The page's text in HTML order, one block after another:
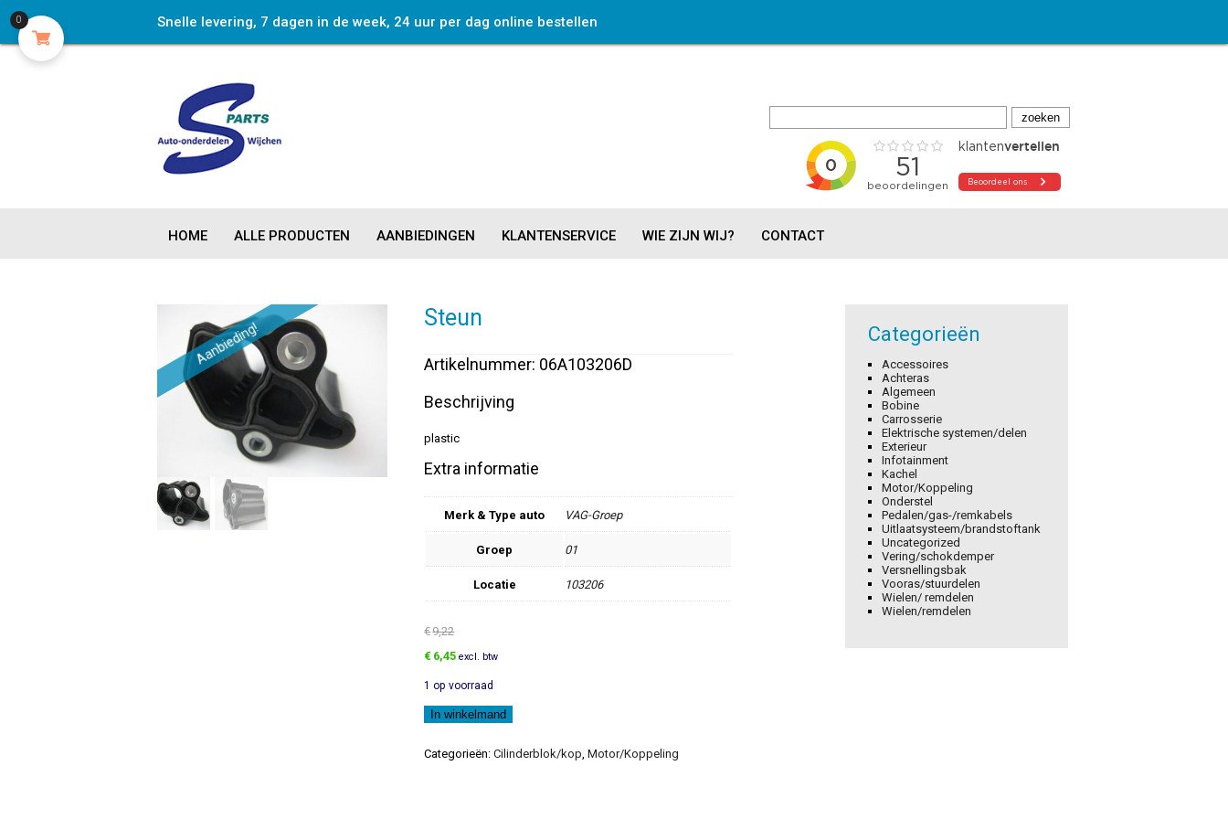
Snelle levering, 7 dagen in de week, 24 uur per dag online bestellen
HOME ALLE PRODUCTEN AANBIEDINGEN KLANTENSERVICE WIE ZIJN WIJ? CONTACT
Aanbieding!
Steun
Artikelnummer: 06A103206D
Beschrijving
plastic
Extra informatie
Merk & Type auto VAG-Groep
Groep 01
Locatie 103206
€9,22
Oorspronkelijke
was:
€9,22.
€ 6,45Huidige
is:
€6,45.
excl. btw
1 op voorraad
Steun
aantal
In winkelmand
Categorieën:Cilinderblok/kop ,Motor/Koppeling
Categorieën
Accessoires
Achteras
Algemeen
Bobine
Carrosserie
Elektrische systemen/delen
Exterieur
Infotainment
Kachel
Motor/Koppeling
Onderstel
Pedalen/gas-/remkabels
Uitlaatsysteem/brandstoftank
Uncategorized
Vering/schokdemper
Versnellingsbak
Vooras/stuurdelen
Wielen/ remdelen
Wielen/remdelen
0